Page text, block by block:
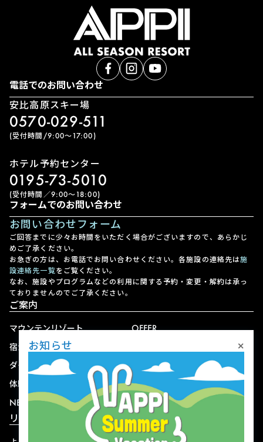
電話でのお問い合わせ
安比高原スキー場
0570-029-511
(受付時間/9:00〜17:00)
ホテル予約センター
0195-73-5010
(受付時間／9:00〜18:00)
フォームでのお問い合わせ
お問い合わせフォーム
ご回答までに少々お時間をいただく場合がございますので、あらかじ
めご了承ください。
お急ぎの方は、お電話でお問い合わせください。各施設の連絡先は施
設連絡先一覧をご覧ください。
なお、施設やプログラムなどの利用に関する予約・変更・解約は承っ
ておりませんのでご了承ください。
ご案内
マウンテンリゾート
宿泊
ダイニング
体験
NEWS
OFFER
ショップ
リゾート情報
お知らせ ×